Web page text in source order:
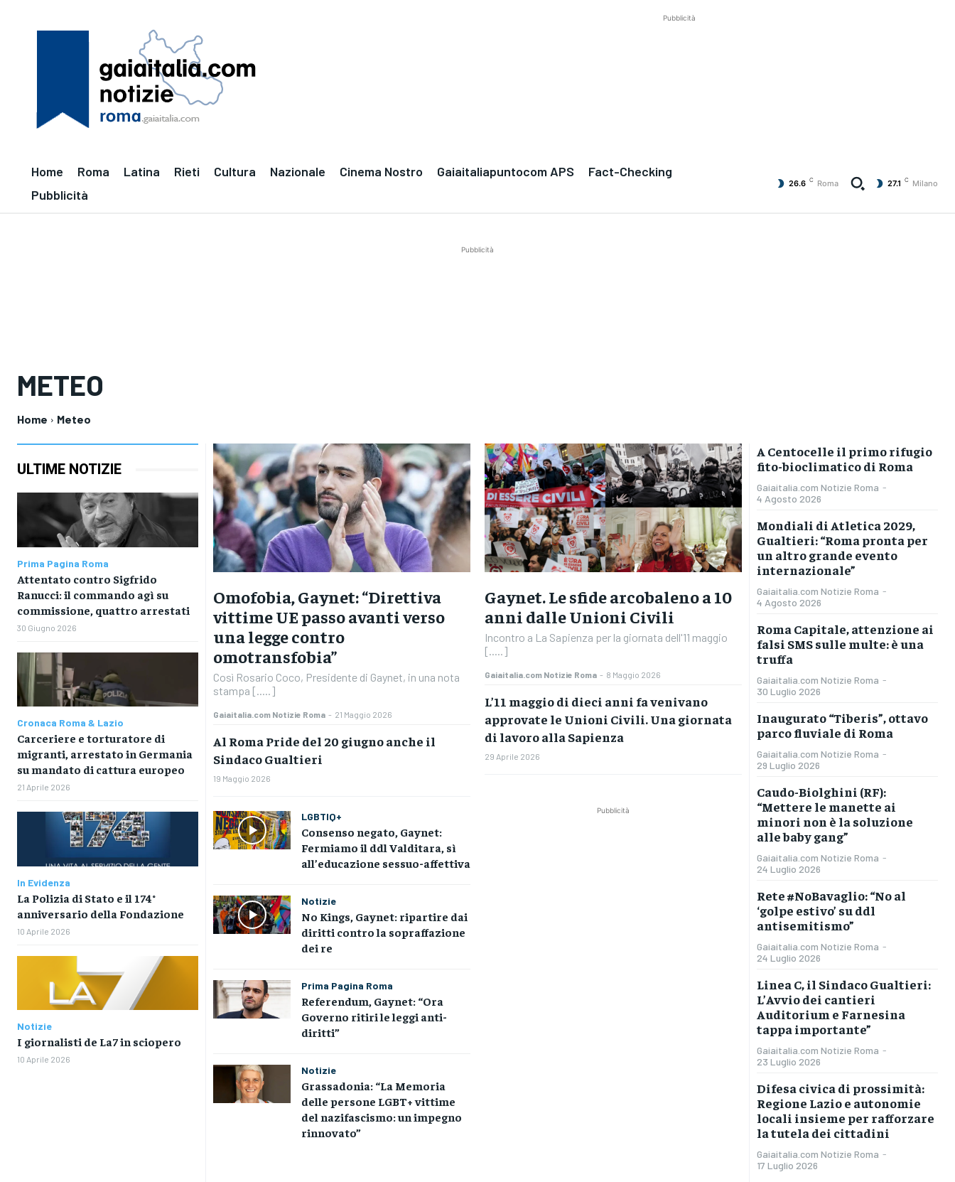
Pubblicità
Home Roma Latina Rieti Cultura Nazionale Cinema Nostro Gaiaitaliapuntocom APS
Fact-Checking
Pubblicità
26.6 C Roma 27.1 C Milano
Pubblicità
METEO
Home Meteo
ULTIME NOTIZIE
Prima Pagina Roma
Attentato contro Sigfrido
Ranucci: il commando agì su
commissione, quattro arrestati
30 Giugno 2026
Cronaca Roma & Lazio
Carceriere e torturatore di
migranti, arrestato in Germania
su mandato di cattura europeo
21 Aprile 2026
In Evidenza
La Polizia di Stato e il 174°
anniversario della Fondazione
10 Aprile 2026
Notizie
I giornalisti de La7 in sciopero
10 Aprile 2026
Omofobia, Gaynet: “Direttiva
vittime UE passo avanti verso
una legge contro
omotransfobia”
Così Rosario Coco, Presidente di Gaynet, in una nota
stampa [.....]
Gaiaitalia.com Notizie Roma - 21 Maggio 2026
Al Roma Pride del 20 giugno anche il
Sindaco Gualtieri
19 Maggio 2026
LGBTIQ+
Consenso negato, Gaynet:
Fermiamo il ddl Valditara, sì
all’educazione sessuo-affettiva
Notizie
No Kings, Gaynet: ripartire dai
diritti contro la sopraffazione
dei re
Prima Pagina Roma
Referendum, Gaynet: “Ora
Governo ritiri le leggi anti-
diritti”
Notizie
Grassadonia: “La Memoria
delle persone LGBT+ vittime
del nazifascismo: un impegno
rinnovato”
Gaynet. Le sfide arcobaleno a 10
anni dalle Unioni Civili
Incontro a La Sapienza per la giornata dell'11 maggio
[.....]
Gaiaitalia.com Notizie Roma - 8 Maggio 2026
L’11 maggio di dieci anni fa venivano
approvate le Unioni Civili. Una giornata
di lavoro alla Sapienza
29 Aprile 2026
Pubblicità
A Centocelle il primo rifugio
fito-bioclimatico di Roma
Gaiaitalia.com Notizie Roma -
4 Agosto 2026
Mondiali di Atletica 2029,
Gualtieri: “Roma pronta per
un altro grande evento
internazionale”
Gaiaitalia.com Notizie Roma -
4 Agosto 2026
Roma Capitale, attenzione ai
falsi SMS sulle multe: è una
truffa
Gaiaitalia.com Notizie Roma -
30 Luglio 2026
Inaugurato “Tiberis”, ottavo
parco fluviale di Roma
Gaiaitalia.com Notizie Roma -
29 Luglio 2026
Caudo-Biolghini (RF):
“Mettere le manette ai
minori non è la soluzione
alle baby gang”
Gaiaitalia.com Notizie Roma -
24 Luglio 2026
Rete #NoBavaglio: “No al
‘golpe estivo’ su ddl
antisemitismo”
Gaiaitalia.com Notizie Roma -
24 Luglio 2026
Linea C, il Sindaco Gualtieri:
L’Avvio dei cantieri
Auditorium e Farnesina
tappa importante”
Gaiaitalia.com Notizie Roma -
23 Luglio 2026
Difesa civica di prossimità:
Regione Lazio e autonomie
locali insieme per rafforzare
la tutela dei cittadini
Gaiaitalia.com Notizie Roma -
17 Luglio 2026